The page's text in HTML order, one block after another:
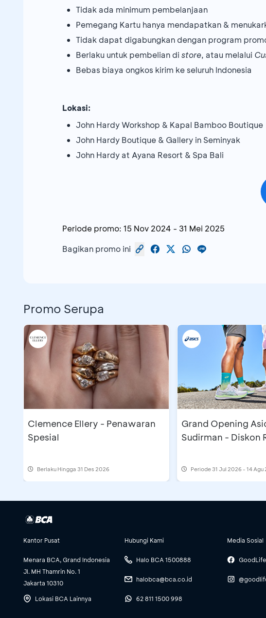
Tidak ada minimum pembelanjaan
Pemegang Kartu hanya mendapatkan &
Tidak dapat digabungkan dengan program
Berlaku untuk pembelian di store, atau melalui
Bebas biaya ongkos kirim ke seluruh Indonesia
Lokasi:
John Hardy Workshop & Kapal Bamboo Boutique
John Hardy Boutique & Gallery in Seminyak
John Hardy at Ayana Resort & Spa Bali
Periode promo: 15 Nov 2024 - 31 Mei 2025
Bagikan promo ini
Promo Serupa
Clemence Ellery - Penawaran
Spesial
Berlaku Hingga 31 Des 2026
Grand Opening
Sudirman - Diskon
Periode 31 Jul 2026 - 14 Agu
Kantor Pusat
Menara BCA, Grand Indonesia
Jl. MH Thamrin No. 1
Jakarta 10310
Lokasi BCA Lainnya
Hubungi Kami
Halo BCA 1500888
halobca@bca.co.id
62 811 1500 998
Media Sosial